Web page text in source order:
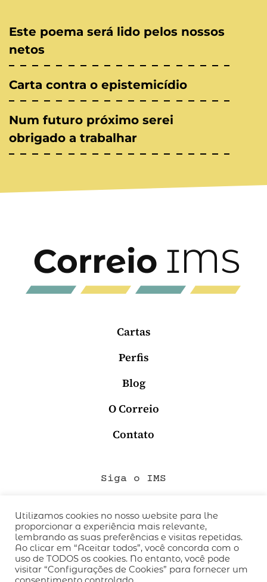
Este poema será lido pelos nossos
netos
Carta contra o epistemicídio
Num futuro próximo serei
obrigado a trabalhar
Cartas
Perfis
Blog
O Correio
Contato
Siga o IMS
QUEM SOMOS
CÓDIGO DE CONDUTA
POLÍTICA DE PRIVACIDADE
TERMOS DE USO
Utilizamos cookies no nosso website para lhe
proporcionar a experiência mais relevante,
lembrando as suas preferências e visitas repetidas.
Ao clicar em “Aceitar todos”, você concorda com o
uso de TODOS os cookies. No entanto, você pode
visitar “Configurações de Cookies” para fornecer um